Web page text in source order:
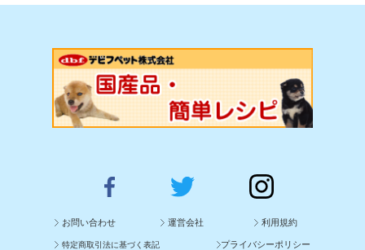
お問い合わせ 運営会社 利用規約
特定商取引法に基づく表記 プライバシーポリシー